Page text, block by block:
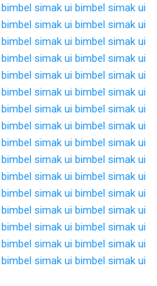
bimbel simak ui bimbel simak ui
bimbel simak ui bimbel simak ui
bimbel simak ui bimbel simak ui
bimbel simak ui bimbel simak ui
bimbel simak ui bimbel simak ui
bimbel simak ui bimbel simak ui
bimbel simak ui bimbel simak ui
bimbel simak ui bimbel simak ui
bimbel simak ui bimbel simak ui
bimbel simak ui bimbel simak ui
bimbel simak ui bimbel simak ui
bimbel simak ui bimbel simak ui
bimbel simak ui bimbel simak ui
bimbel simak ui bimbel simak ui
bimbel simak ui bimbel simak ui
bimbel simak ui bimbel simak ui